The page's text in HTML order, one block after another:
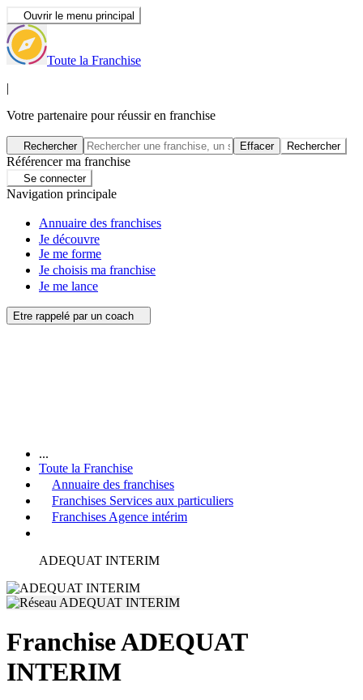
Ouvrir le menu principal
Toute la Franchise
|
Votre partenaire pour réussir en franchise
Rechercher Effacer Rechercher
Référencer ma franchise
Se connecter
Navigation principale
Annuaire des franchises
Je découvre
Je me forme
Je choisis ma franchise
Je me lance
Etre rappelé par un coach
...
Toute la Franchise
Annuaire des franchises
Franchises Services aux particuliers
Franchises Agence intérim
ADEQUAT INTERIM
Franchise ADEQUAT
INTERIM